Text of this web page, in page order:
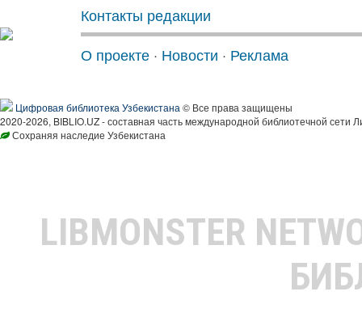
Контакты редакции
О проекте · Новости · Реклама
Цифровая библиотека Узбекистана © Все права защищены
2020-2026, BIBLIO.UZ - составная часть международной библиотечной сети
Сохраняя наследие Узбекистана
LIBMONSTER